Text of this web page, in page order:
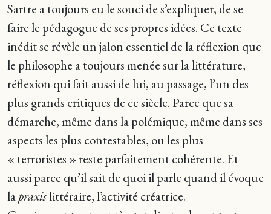
Sartre a toujours eu le souci de s’expliquer, de se
faire le pédagogue de ses propres idées. Ce texte
inédit se révèle un jalon essentiel de la réflexion que
le philosophe a toujours menée sur la littérature,
réflexion qui fait aussi de lui, au passage, l’un des
plus grands critiques de ce siècle. Parce que sa
démarche, même dans la polémique, même dans ses
aspects les plus contestables, ou les plus
« terroristes » reste parfaitement cohérente. Et
aussi parce qu’il sait de quoi il parle quand il évoque
lapraxislittéraire, l’activité créatrice.